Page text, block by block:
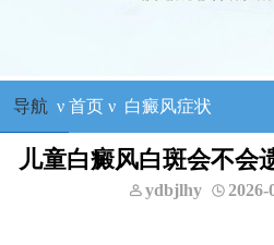
导航 ν 首页ν 白癜风症状
儿童白癜风白斑会不会
ydbjlhy 2026-